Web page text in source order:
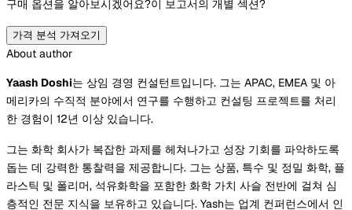
구매 옵션을 알아보시겠어요?이 보고서의 개별 섹션?
가격 분석 가져오기
About author
Yaash Doshi는 상임 경영 컨설턴트입니다. 그는 APAC, EMEA 및 아
메리카의 수직적 분야에서 연구를 수행하고 컨설팅 프로젝트를 처리
한 경험이 12년 이상 있습니다.
그는 화학 회사가 복잡한 과제를 헤쳐나가고 성장 기회를 파악하도록
돕는 데 강력한 통찰력을 제공합니다. 그는 상품, 특수 및 정밀 화학, 플
라스틱 및 폴리머, 석유화학을 포함한 화학 가치 사슬 전반에 걸쳐 심
층적인 전문 지식을 보유하고 있습니다. Yash는 업계 컨퍼런스에서 인